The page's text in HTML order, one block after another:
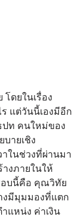
ดยในเรื่อง
ร แต่วันนี้เองมีอีก
ปท คนใหม่ของ
บายเชิง
าในช่วงที่ผ่านมา
างภายในให้
อบนี้คือ คุณวิทัย
งมีมุมมองที่แตก
แหน่ง ค่าเงิน